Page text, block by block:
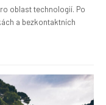
oblast technologií. Po
a bezkontaktních